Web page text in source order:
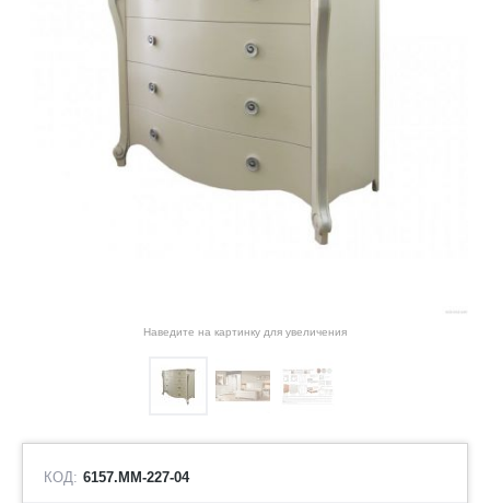
Наведите на картинку для увеличения
КОД: 6157.ММ-227-04